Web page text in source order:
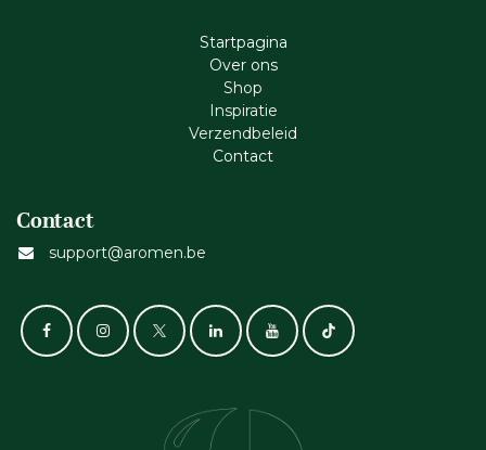
Startpagina
Ove​r​ ons
Shop
Inspiratie
Verzendbeleid
Cont​act
Contact
support@aromen.be